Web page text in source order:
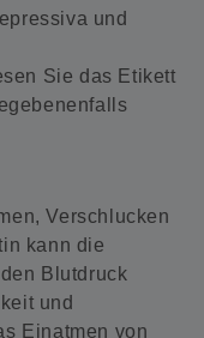
und
Sie das Etikett
Verschlucken
kann die
Blutdruck
und
Einatmen von